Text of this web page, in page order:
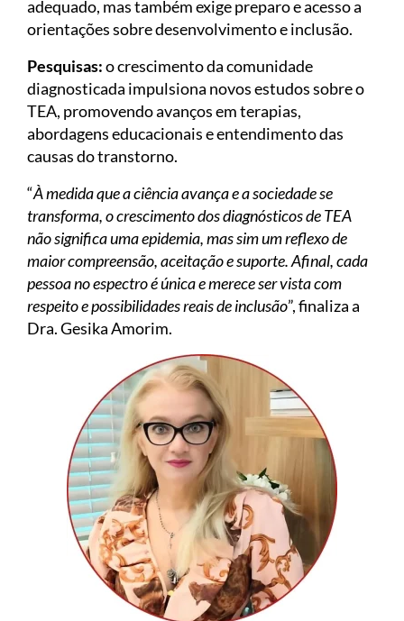
adequado, mas também exige preparo e acesso a
orientações sobre desenvolvimento e inclusão.
Pesquisas:o crescimento da comunidade
diagnosticada impulsiona novos estudos sobre o
TEA, promovendo avanços em terapias,
abordagens educacionais e entendimento das
causas do transtorno.
“À medida que a ciência avança e a sociedade se
transforma, o crescimento dos diagnósticos de TEA
não significa uma epidemia, mas sim um reflexo de
maior compreensão, aceitação e suporte. Afinal, cada
pessoa no espectro é única e merece ser vista com
respeito e possibilidades reais de inclusão”, finaliza a
Dra. Gesika Amorim.